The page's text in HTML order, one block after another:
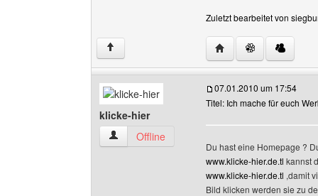
Zuletzt bearbeitet von
↑ Website dieses
klicke-hier
klicke-hier Benutzer-Profile anzeigen
Offline
07.01.2010 um 17:54
Titel: Ich mache für euch
Du hast eine Homepage ?
www.klicke-hier.de.tl kannst
www.klicke-hier.de.tl ,damit
Bild klicken werden sie zu